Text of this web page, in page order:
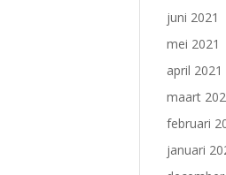
juni 2021
mei 2021
april 2021
maart
februari
januari